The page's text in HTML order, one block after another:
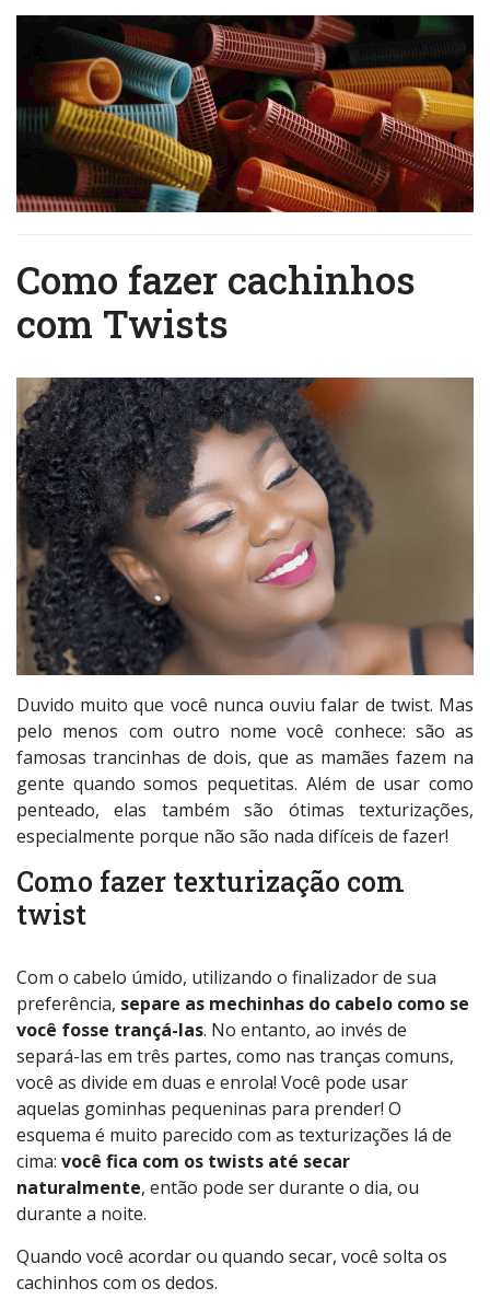
Como fazer cachinhos
com Twists
Duvido muito que você nunca ouviu falar de twist. Mas
pelo menos com outro nome você conhece: são as
famosas trancinhas de dois, que as mamães fazem na
gente quando somos pequetitas. Além de usar como
penteado, elas também são ótimas texturizações,
especialmente porque não são nada difíceis de fazer!
Como fazer texturização com
twist
Com o cabelo úmido, utilizando o finalizador de sua
preferência, separe as mechinhas do cabelo como se
você fosse trançá-las. No entanto, ao invés de
separá-las em três partes, como nas tranças comuns,
você as divide em duas e enrola! Você pode usar
aquelas gominhas pequeninas para prender! O
esquema é muito parecido com as texturizações lá de
cima: você fica com os twists até secar
naturalmente, então pode ser durante o dia, ou
durante a noite.
Quando você acordar ou quando secar, você solta os
cachinhos com os dedos.